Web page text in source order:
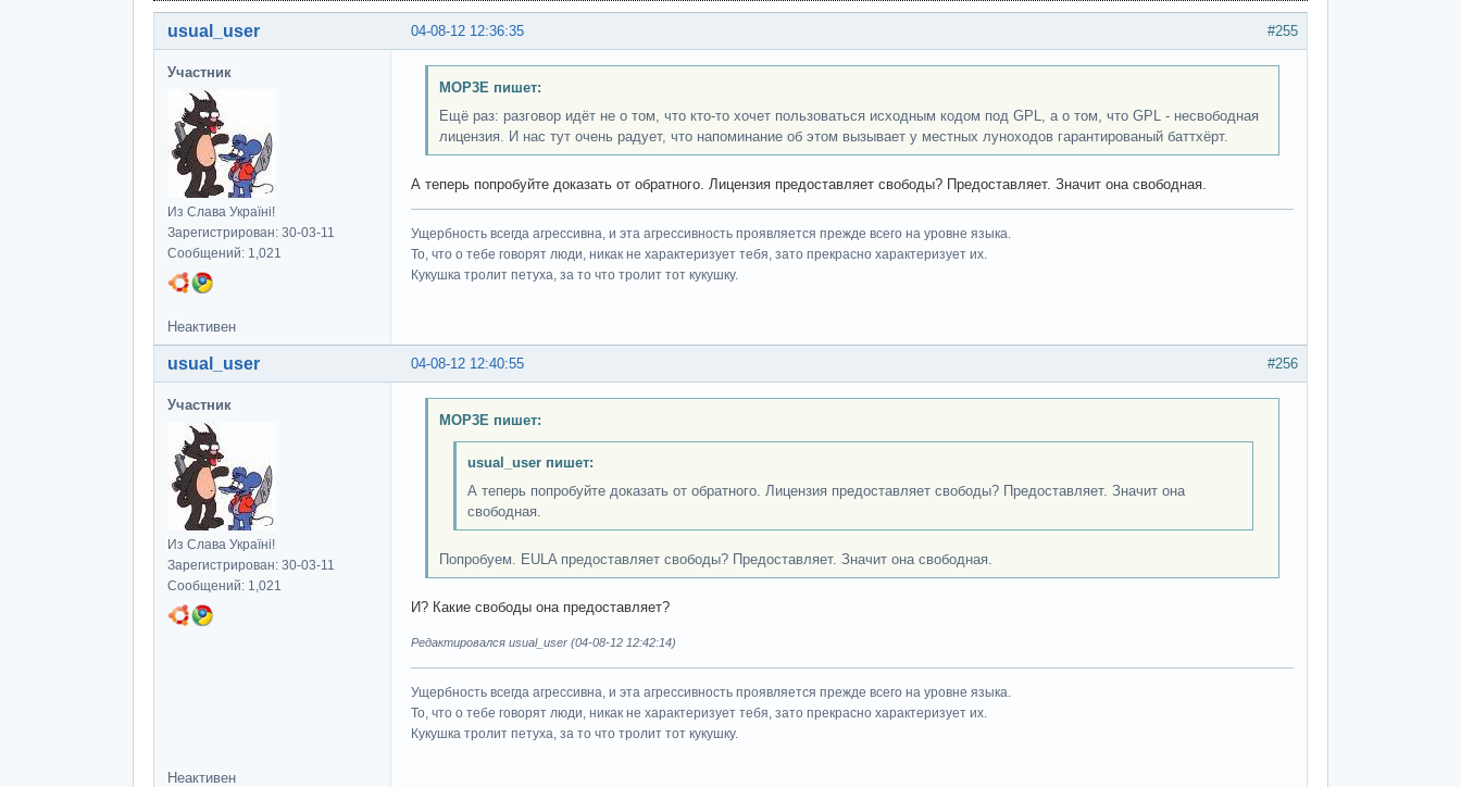
#255
04-08-12 12:36:35
usual_user
Участник
Из Слава Україні!
Зарегистрирован: 30-03-11
Сообщений: 1,021
MOP3E пишет:
Ещё раз: разговор идёт не о том, что кто-то хочет пользоваться исходным кодом под GPL, а о том, что GPL - несвободная
лицензия. И нас тут очень радует, что напоминание об этом вызывает у местных луноходов гарантированый баттхёрт.
А теперь попробуйте доказать от обратного. Лицензия предоставляет свободы? Предоставляет. Значит она свободная.
Ущербность всегда агрессивна, и эта агрессивность проявляется прежде всего на уровне языка.
То, что о тебе говорят люди, никак не характеризует тебя, зато прекрасно характеризует их.
Кукушка тролит петуха, за то что тролит тот кукушку.
Неактивен
#256
04-08-12 12:40:55
usual_user
Участник
Из Слава Україні!
Зарегистрирован: 30-03-11
Сообщений: 1,021
MOP3E пишет:
usual_user пишет:
А теперь попробуйте доказать от обратного. Лицензия предоставляет свободы? Предоставляет. Значит она
свободная.
Попробуем. EULA предоставляет свободы? Предоставляет. Значит она свободная.
И? Какие свободы она предоставляет?
Редактировался usual_user (04-08-12 12:42:14)
Ущербность всегда агрессивна, и эта агрессивность проявляется прежде всего на уровне языка.
То, что о тебе говорят люди, никак не характеризует тебя, зато прекрасно характеризует их.
Кукушка тролит петуха, за то что тролит тот кукушку.
Неактивен